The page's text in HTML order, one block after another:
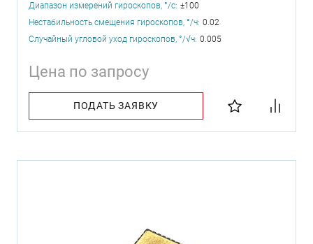
Диапазон измерений гироскопов, °/с: ±100
Нестабильность смещения гироскопов, °/ч: 0.02
Случайный угловой уход гироскопов, °/√ч: 0.005
Цена по запросу
ПОДАТЬ ЗАЯВКУ